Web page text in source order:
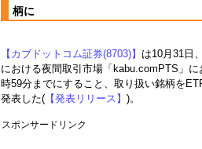
柄に
【カブドットコム証券(8703)】 は10月31日
における夜間取引市場「kabu.comPTS」
時59分までにすること、取り扱い銘柄を
発表した( 【発表リリース】 )。
スポンサードリンク